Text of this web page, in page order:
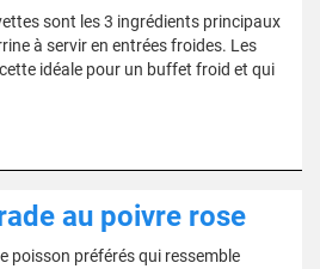
sont les 3 ingrédients principaux
à servir en entrées froides. Les
idéale pour un buffet froid et qui
au poivre rose
poisson préférés qui ressemble